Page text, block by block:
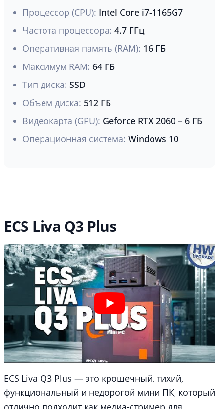
Процессор (CPU): Intel Core i7-1165G7
Частота процессора: 4.7 ГГц
Оперативная память (RAM): 16 ГБ
Максимум RAM: 64 ГБ
Тип диска: SSD
Объем диска: 512 ГБ
Видеокарта (GPU): Geforce RTX 2060 – 6 ГБ
Операционная система: Windows 10
ECS Liva Q3 Plus
ECS Liva Q3 Plus — это крошечный, тихий,
функциональный и недорогой мини ПК, который
отлично подходит как медиа-стример для